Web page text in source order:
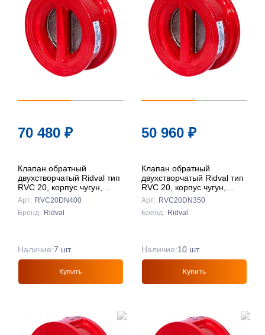
популярности
По цене ↑
По цене ↓
↑
↓
70 480 ₽
Клапан обратный
двухстворчатый Ridval тип
RVC 20, корпус чугун,
створки чуг DN400
КРАСНЫЙ
Арт: RVC20DN400
Бренд: Ridval
Наличие:7 шт.
Купить
50 960 ₽
Клапан обратный
двухстворчатый Ridval тип
RVC 20, корпус чугун,
створки чуг DN350
КРАСНЫЙ
Арт: RVC20DN350
Бренд: Ridval
Наличие:10 шт.
Купить